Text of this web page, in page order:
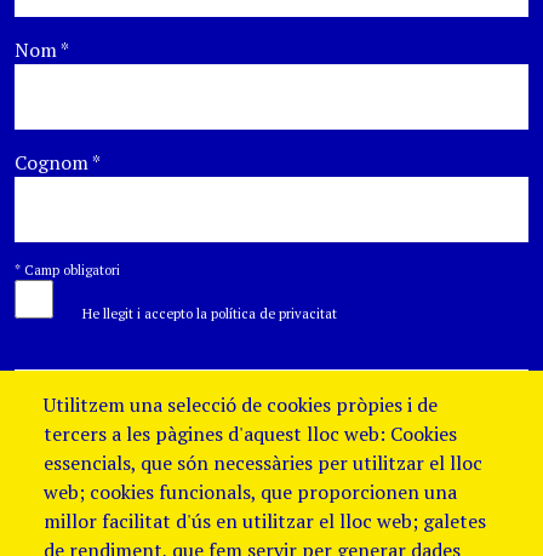
Nom*
Cognom*
* Camp obligatori
He llegit i accepto la política de privacitat
Utilitzem una selecció de cookies pròpies i de
tercers a les pàgines d'aquest lloc web: Cookies
essencials, que són necessàries per utilitzar el lloc
web; cookies funcionals, que proporcionen una
millor facilitat d'ús en utilitzar el lloc web; galetes
de rendiment, que fem servir per generar dades